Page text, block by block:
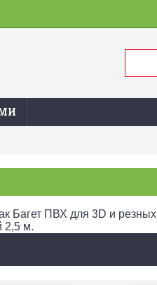
Багет ПВХ для 3D и резных
2,5 м.